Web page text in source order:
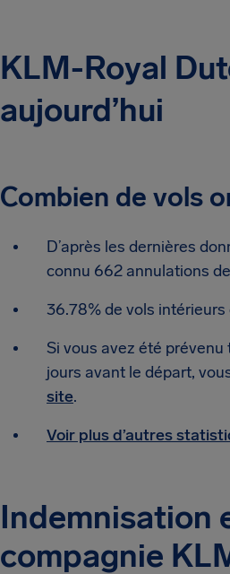
KLM-Royal
aujourd’hui
Combien de vols
D’après les dernières
connu 662 annulations
36.78% de vols
Si vous avez été prévenu
jours avant le départ,
site.
Voir plus d’autres
Indemnisation
compagnie